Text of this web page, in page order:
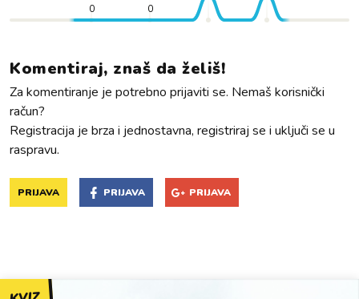
0 0
Komentiraj, znaš da želiš!
Za komentiranje je potrebno prijaviti se. Nemaš korisnički
račun?
Registracija je brza i jednostavna, registriraj se i uključi se u
raspravu.
PRIJAVA PRIJAVA PRIJAVA